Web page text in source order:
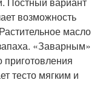
возможность
масло
«Заварным»
приготовления
тесто мягким и